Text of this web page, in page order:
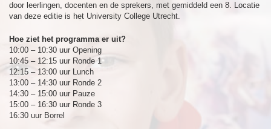
door leerlingen, docenten en de sprekers, met gemiddeld een 8. Locatie
van deze editie is het University College Utrecht.
Hoe ziet het programma er uit?
10:00 – 10:30 uur Opening
10:45 – 12:15 uur Ronde 1
12:15 – 13:00 uur Lunch
13:00 – 14:30 uur Ronde 2
14:30 – 15:00 uur Pauze
15:00 – 16:30 uur Ronde 3
16:30 uur Borrel